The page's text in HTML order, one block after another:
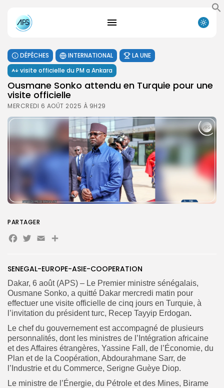
DÉPÊCHES INTERNATIONAL
LA UNE
visite officielle du PM a Ankara
Ousmane Sonko attendu en Turquie pour une
visite officielle
MERCREDI 6 AOÛT 2025 À 9H29
SENEGAL-EUROPE-ASIE-COOPERATION
Dakar, 6 août (APS) – Le Premier ministre sénégalais,
Ousmane Sonko, a quitté Dakar mercredi matin pour
effectuer une visite officielle de cinq jours en Turquie, à
l’invitation du président turc, Recep Tayyip Erdogan.
Le chef du gouvernement est accompagné de plusieurs
personnalités, dont les ministres de l’Intégration africaine
et des Affaires étrangères, Yassine Fall, de l’Économie, du
Plan et de la Coopération, Abdourahmane Sarr, de
l’Industrie et du Commerce, Serigne Guèye Diop.
Le ministre de l’Énergie, du Pétrole et des Mines, Birame
PARTAGER
Facebook
Twitter
EmailPartager